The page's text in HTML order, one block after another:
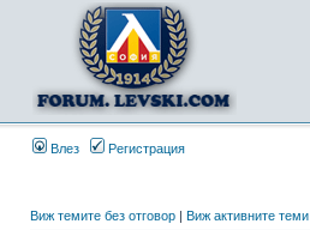
Влез Регистрация
Виж темите без отговор | Виж активните теми